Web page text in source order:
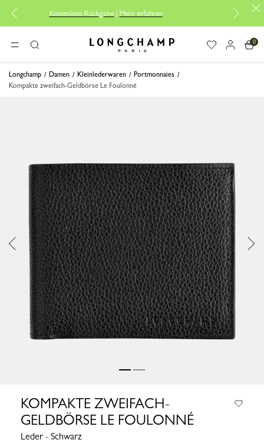
Kostenlose Rückgabe|Mehr erfahren
MENÜSuche Longchamp - Home
0
Longchamp Damen Kleinlederwaren
Portmonnaies
Kompakte zweifach-Geldbörse Le Foulonné
KOMPAKTE ZWEIFACH-
GELDBÖRSE LE FOULONNÉ
Leder - Schwarz